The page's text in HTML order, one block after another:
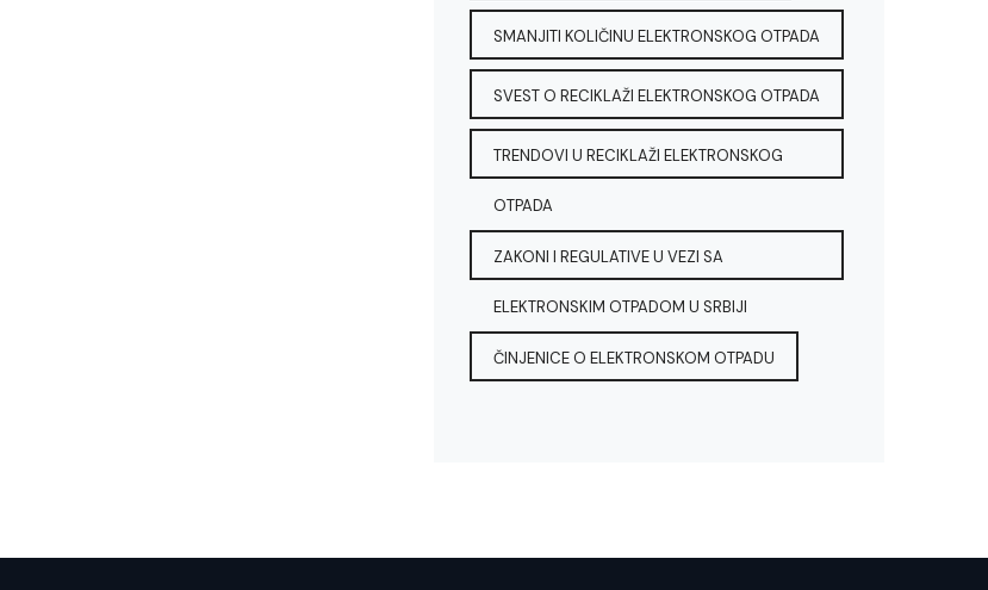
SMANJITI KOLIČINU ELEKTRONSKOG OTPADA
SVEST O RECIKLAŽI ELEKTRONSKOG OTPADA
TRENDOVI U RECIKLAŽI ELEKTRONSKOG
OTPADA
ZAKONI I REGULATIVE U VEZI SA
ELEKTRONSKIM OTPADOM U SRBIJI
ČINJENICE O ELEKTRONSKOM OTPADU